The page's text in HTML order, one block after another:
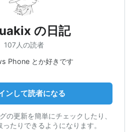
の日記
107人の読者
Phone とか好きです
ンして読者になる
の更新を簡単にチェックしたり、
たりできるようになります。